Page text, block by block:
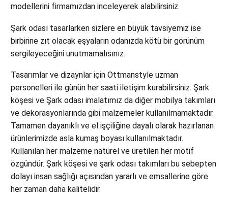
modellerini firmamızdan inceleyerek alabilirsiniz.
Şark odası tasarlarken sizlere en büyük tavsiyemiz ise
birbirine zıt olacak eşyaların odanızda kötü bir görünüm
sergileyeceğini unutmamalısınız.
Tasarımlar ve dizaynlar için Ottmanstyle uzman
personelleri ile günün her saati iletişim kurabilirsiniz. Şark
köşesi ve Şark odası imalatımız da diğer mobilya takımları
ve dekorasyonlarında gibi malzemeler kullanılmamaktadır.
Tamamen dayanıklı ve el işçiliğine dayalı olarak hazırlanan
ürünlerimizde asla kumaş boyası kullanılmaktadır.
Kullanılan her malzeme natürel ve üretilen her motif
özgündür. Şark köşesi ve şark odası takımları bu sebepten
dolayı insan sağlığı açısından yararlı ve emsallerine göre
her zaman daha kalitelidir.